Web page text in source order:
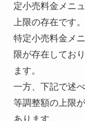
定小売料金メニ
上限の存在です。
特定小売料金メ
限が存在してお
ます。
一方、下記で述
等調整額の上限
あります。